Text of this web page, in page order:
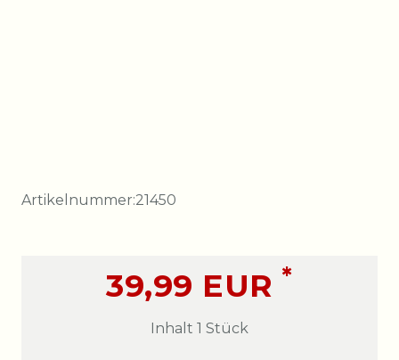
Artikelnummer:21450
39,99 EUR*
Inhalt 1 Stück